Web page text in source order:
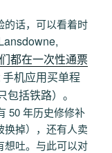
的话，可以看着时
都在一次性通票
机应用买单程
包括铁路）。
50 年历史修修补
换掉），还有人卖
想吐。与此可以对